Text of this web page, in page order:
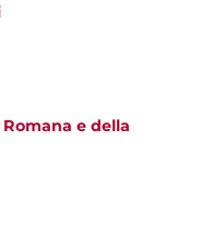
e della